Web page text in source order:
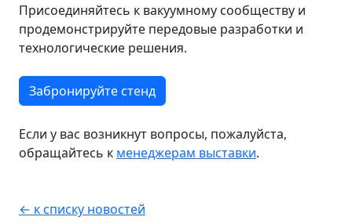
Присоединяйтесь к вакуумному сообществу и
продемонстрируйте передовые разработки и
технологические решения.
Забронируйте стенд
Если у вас возникнут вопросы, пожалуйста,
обращайтесь к менеджерам выставки.
← к списку новостей